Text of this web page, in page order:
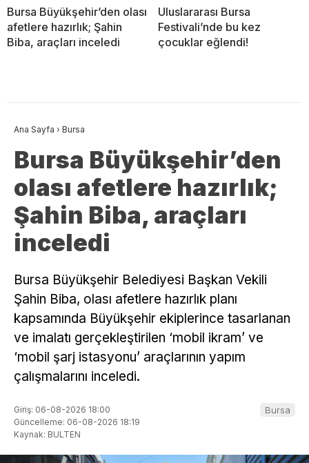
Bursa Büyükşehir’den olası
afetlere hazırlık; Şahin
Biba, araçları inceledi
Uluslararası Bursa
Festivali’nde bu kez
çocuklar eğlendi!
Ana Sayfa › Bursa
Bursa Büyükşehir’den
olası afetlere hazırlık;
Şahin Biba, araçları
inceledi
Bursa Büyükşehir Belediyesi Başkan Vekili
Şahin Biba, olası afetlere hazırlık planı
kapsamında Büyükşehir ekiplerince tasarlanan
ve imalatı gerçekleştirilen ‘mobil ikram’ ve
‘mobil şarj istasyonu’ araçlarının yapım
çalışmalarını inceledi.
Giriş: 06-08-2026 18:00
Güncelleme: 06-08-2026 18:19
Kaynak: BULTEN
Bursa